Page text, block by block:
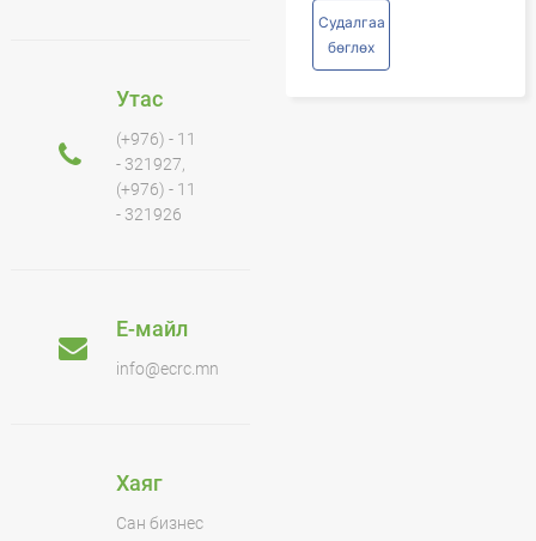
Утас
(+976) - 11
- 321927,
(+976) - 11
- 321926
Е-майл
info@ecrc.mn
Хаяг
Сан бизнес
Судалгаа
бөглөх